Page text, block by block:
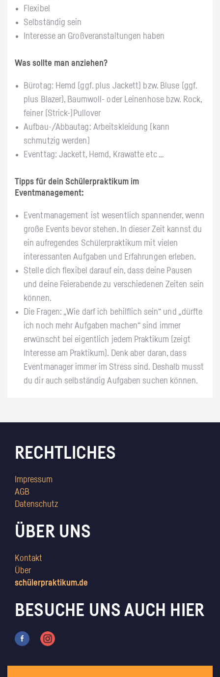
Flexibel
Selbständig sein
Interesse an Großveranstaltungen haben
Was sollte man anziehen?
Bürotag: Hemd (ggf. plus Jackett) bzw. Bluse (ggf.
plus Blazer), Baumwoll- oder Leinenhose bzw. Rock,
feiner (Strick-)Pullover
Aufbau-/Abbautag: Arbeitskleidung (kann
schmutzig werden)
Eventtag: Jackett, Hemd, Krawatte etc …
Tipps für dein Schülerpraktikum im
Eventmanagement:
Eventmanagement ist wesentlich spannender, wenn
große Events bevor stehen. In dieser Zeit kannst du
ein aufregendes Schülerpraktikum mit vielen
interessanten Aufgaben und Erfahrungen erleben.
Stelle dich flexibel darauf ein, dass deine Pausen
und deine Feierabende zu verschiedenen Zeiten sein
können.
Die Fragen: „Wie darf ich behilflich sein“ und „dürfte
ich noch mehr Aufgaben machen“ sind immer
erwünscht bei eigentlich jedem Praktikum (zeigt
Interesse am Praktikum). Denk aber daran, dass
Eventmanager immer im Stress sind. Deshalb musst
du dir auch selbständig Aufgaben suchen können.
RECHTLICHES
Impressum
AGB
Datenschutz
ÜBER UNS
Kontakt
Über
schülerpraktikum.de
BESUCHE UNS AUCH HIER